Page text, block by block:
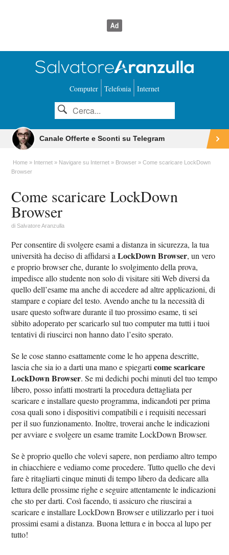
Computer Telefonia Internet
Canale Offerte e Sconti su Telegram
Home Internet Navigare su Internet Browser
Come scaricare LockDown
Browser
Come scaricare LockDown
Browser
diSalvatore Aranzulla
Per consentire di svolgere esami a distanza in sicurezza, la tua
università ha deciso di affidarsi aLockDown Browser, un vero
e proprio browser che, durante lo svolgimento della prova,
impedisce allo studente non solo di visitare siti Web diversi da
quello dell’esame ma anche di accedere ad altre applicazioni, di
stampare e copiare del testo. Avendo anche tu la necessità di
usare questo software durante il tuo prossimo esame, ti sei
sùbito adoperato per scaricarlo sul tuo computer ma tutti i tuoi
tentativi di riuscirci non hanno dato l’esito sperato.
Se le cose stanno esattamente come le ho appena descritte,
lascia che sia io a darti una mano e spiegarticome scaricare
LockDown Browser. Se mi dedichi pochi minuti del tuo tempo
libero, posso infatti mostrarti la procedura dettagliata per
scaricare e installare questo programma, indicandoti per prima
cosa quali sono i dispositivi compatibili e i requisiti necessari
per il suo funzionamento. Inoltre, troverai anche le indicazioni
per avviare e svolgere un esame tramite LockDown Browser.
Se è proprio quello che volevi sapere, non perdiamo altro tempo
in chiacchiere e vediamo come procedere. Tutto quello che devi
fare è ritagliarti cinque minuti di tempo libero da dedicare alla
lettura delle prossime righe e seguire attentamente le indicazioni
che sto per darti. Così facendo, ti assicuro che riuscirai a
scaricare e installare LockDown Browser e utilizzarlo per i tuoi
prossimi esami a distanza. Buona lettura e in bocca al lupo per
tutto!